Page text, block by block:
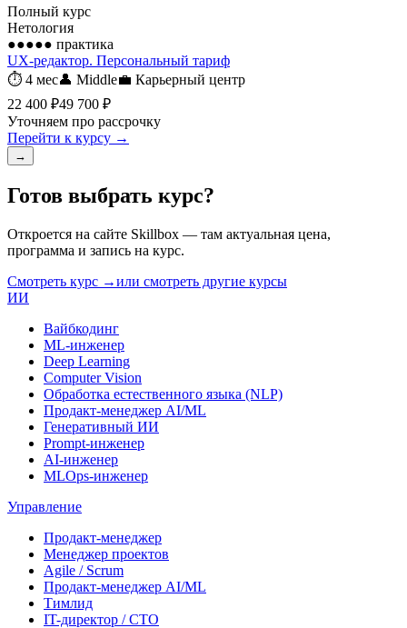
Полный курс
Нетология
●●●●● практика
UX-редактор. Персональный тариф
⏱ 4 мес👤 Middle💼 Карьерный центр
22 400 ₽49 700 ₽
Уточняем про рассрочку
Перейти к курсу →
→
Готов выбрать курс?
Откроется на сайте Skillbox — там актуальная цена,
программа и запись на курс.
Смотреть курс →или смотреть другие курсы
ИИ
Вайбкодинг
ML-инженер
Deep Learning
Computer Vision
Обработка естественного языка (NLP)
Продакт-менеджер AI/ML
Генеративный ИИ
Prompt-инженер
AI-инженер
MLOps-инженер
Управление
Продакт-менеджер
Менеджер проектов
Agile / Scrum
Продакт-менеджер AI/ML
Тимлид
IT-директор / CTO